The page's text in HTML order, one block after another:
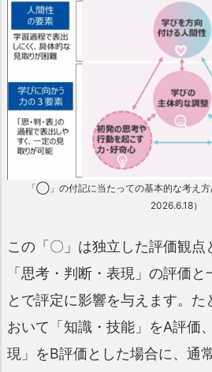
「◯」の付記に当たっての基本的な考え方
2026.6.18）
この「〇」は独立した評価観点
「思考・判断・表現」の評価と
とで評定に影響を与えます。た
おいて「知識・技能」をA評価
現」をB評価とした場合に、通